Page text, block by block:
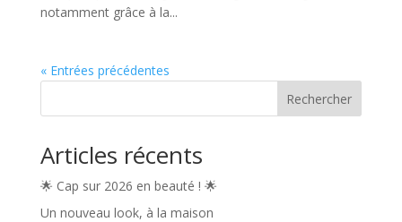
notamment grâce à la...
« Entrées précédentes
Rechercher
Articles récents
🌟 Cap sur 2026 en beauté ! 🌟
Un nouveau look, à la maison